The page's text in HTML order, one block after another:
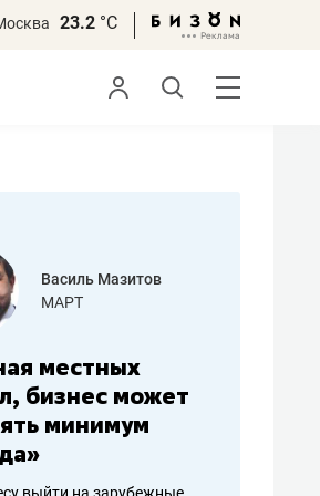
23.2 °С
Василь Мазитов
МАРТ
местных
бизнес может
минимум